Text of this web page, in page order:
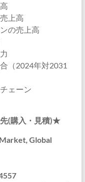
上高
の売上高
（2024年対2031
ェーン
(購入・見積)★
Global